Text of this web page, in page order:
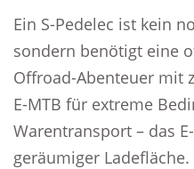
Ein S-Pedelec ist kein
sondern benötigt eine
Offroad-Abenteuer mit
E-MTB für extreme
Warentransport – das
geräumiger